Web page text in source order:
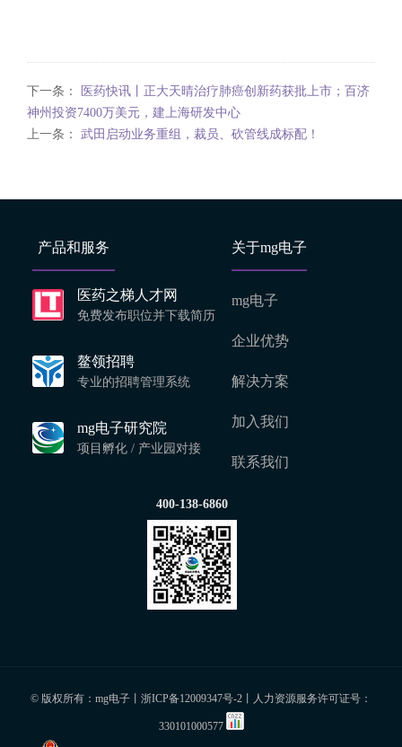
下一条：
医药快讯丨正大天晴治疗肺癌创新药获批上市；百济
神州投资7400万美元，建上海研发中心
上一条： 武田启动业务重组，裁员、砍管线成标配！
产品和服务
医药之梯人才网
免费发布职位并下载简历
鳌领招聘
专业的招聘管理系统
mg电子研究院
项目孵化 / 产业园对接
关于mg电子
mg电子
企业优势
解决方案
加入我们
联系我们
400-138-6860
© 版权所有：mg电子丨 浙ICP备12009347号-2 丨人力资源服务许可证号：
330101000577